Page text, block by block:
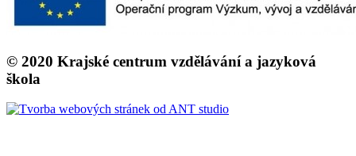
© 2020 Krajské centrum vzdělávání a jazyková
škola